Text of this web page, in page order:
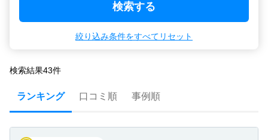
検索する
絞り込み条件をすべてリセット
検索結果43件
ランキング 口コミ順 事例順